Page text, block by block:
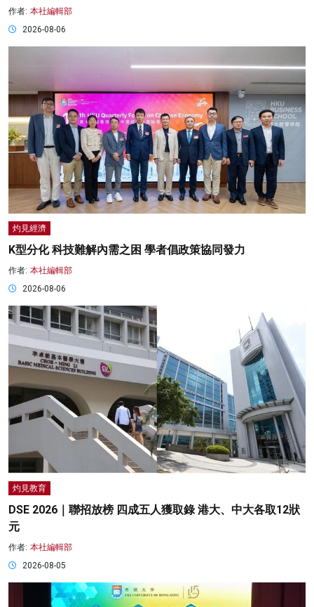
作者: 本社編輯部
2026-08-06
灼見經濟
K型分化 科技難解內需之困 學者倡政策協同發力
作者: 本社編輯部
2026-08-06
灼見教育
DSE 2026｜聯招放榜 四成五人獲取錄 港大、中大各取12狀
元
作者: 本社編輯部
2026-08-05